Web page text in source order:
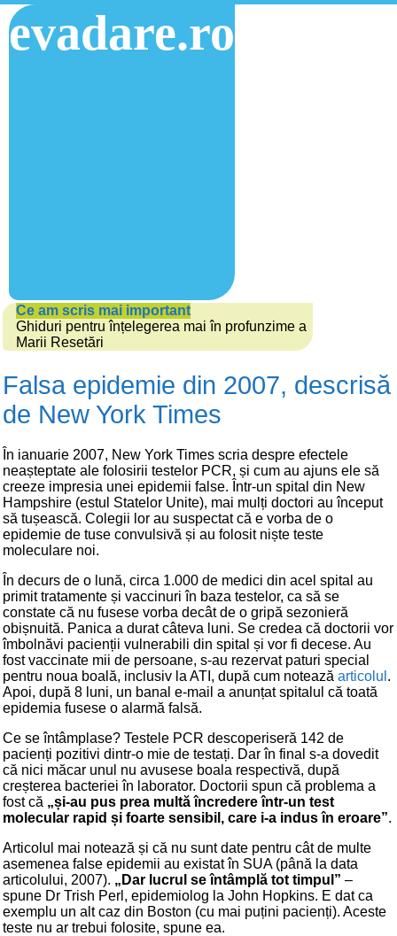
evadare.ro
Ce am scris mai important
Ghiduri pentru înțelegerea mai în profunzime a
Marii Resetări
Falsa epidemie din 2007, descrisă
de New York Times
În ianuarie 2007, New York Times scria despre efectele
neașteptate ale folosirii testelor PCR, și cum au ajuns ele să
creeze impresia unei epidemii false. Într-un spital din New
Hampshire (estul Statelor Unite), mai mulți doctori au început
să tușească. Colegii lor au suspectat că e vorba de o
epidemie de tuse convulsivă și au folosit niște teste
moleculare noi.
În decurs de o lună, circa 1.000 de medici din acel spital au
primit tratamente și vaccinuri în baza testelor, ca să se
constate că nu fusese vorba decât de o gripă sezonieră
obișnuită. Panica a durat câteva luni. Se credea că doctorii vor
îmbolnăvi pacienții vulnerabili din spital și vor fi decese. Au
fost vaccinate mii de persoane, s-au rezervat paturi special
pentru noua boală, inclusiv la ATI, după cum notează articolul .
Apoi, după 8 luni, un banal e-mail a anunțat spitalul că toată
epidemia fusese o alarmă falsă.
Ce se întâmplase? Testele PCR descoperiseră 142 de
pacienți pozitivi dintr-o mie de testați. Dar în final s-a dovedit
că nici măcar unul nu avusese boala respectivă, după
creșterea bacteriei în laborator. Doctorii spun că problema a
fost că „și-au pus prea multă încredere într-un test
molecular rapid și foarte sensibil, care i-a indus în eroare”.
Articolul mai notează și că nu sunt date pentru cât de multe
asemenea false epidemii au existat în SUA (până la data
articolului, 2007). „Dar lucrul se întâmplă tot timpul” –
spune Dr Trish Perl, epidemiolog la John Hopkins. E dat ca
exemplu un alt caz din Boston (cu mai puțini pacienți). Aceste
teste nu ar trebui folosite, spune ea.